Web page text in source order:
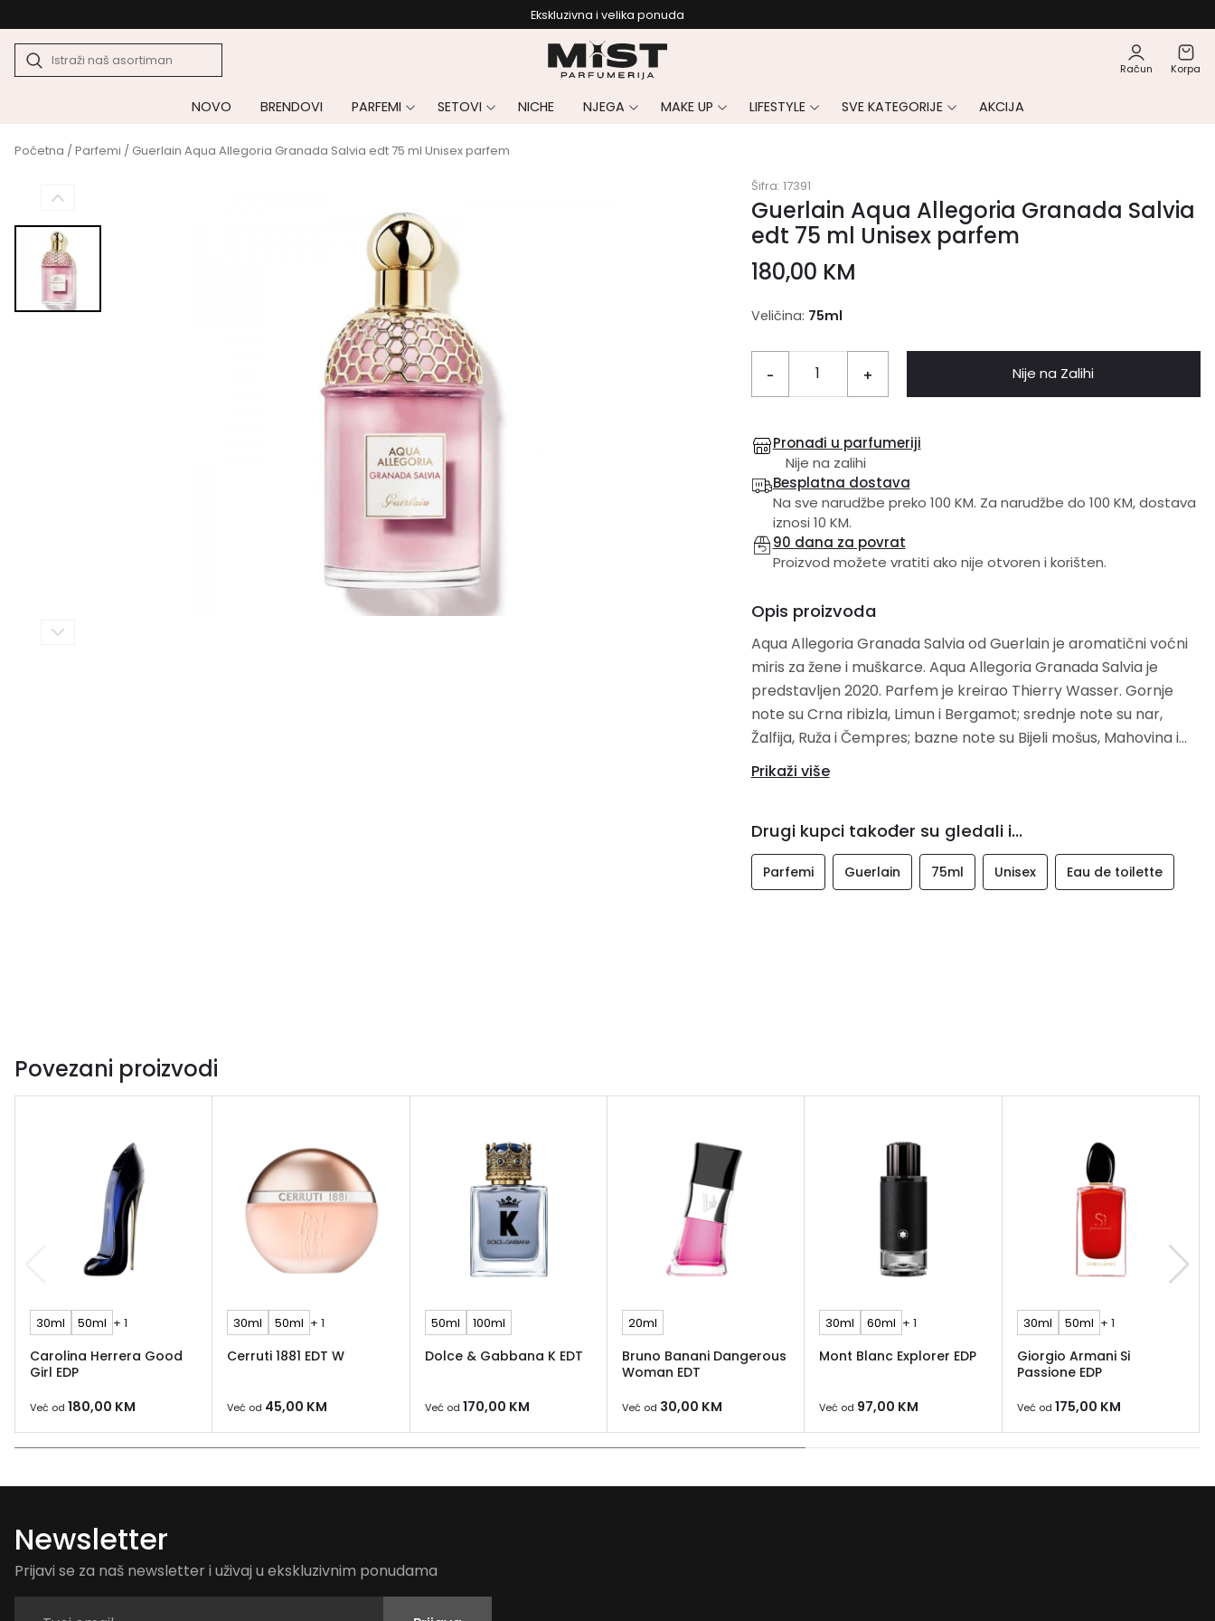
Ekskluzivna i velika ponuda
Račun Korpa
NOVO BRENDOVI PARFEMI SETOVI NICHE NJEGA MAKE UP LIFESTYLE SVE KATEGORIJE AKCIJA
Početna /Parfemi / Guerlain Aqua Allegoria Granada Salvia edt 75 ml Unisex parfem
Šifra: 17391
Guerlain Aqua Allegoria Granada Salvia
edt 75 ml Unisex parfem
180,00 KM
Veličina: 75ml
- + Nije na Zalihi
Pronađi u parfumeriji
Nije na zalihi
Besplatna dostava
Na sve narudžbe preko 100 KM. Za narudžbe do 100 KM, dostava
iznosi 10 KM.
90 dana za povrat
Proizvod možete vratiti ako nije otvoren i korišten.
Opis proizvoda
Aqua Allegoria Granada Salvia od Guerlain je aromatični voćni
miris za žene i muškarce. Aqua Allegoria Granada Salvia je
predstavljen 2020. Parfem je kreirao Thierry Wasser. Gornje
note su Crna ribizla, Limun i Bergamot; srednje note su nar,
Žalfija, Ruža i Čempres; bazne note su Bijeli mošus, Mahovina i
pačuli.
Prikaži više
Drugi kupci također su gledali i...
Parfemi Guerlain 75ml Unisex Eau de toilette
Povezani proizvodi
30ml 50ml + 1
Carolina Herrera Good
Girl EDP
Već od 180,00 KM
30ml 50ml + 1
Cerruti 1881 EDT W
Već od 45,00 KM
50ml 100ml
Dolce & Gabbana K EDT
Već od 170,00 KM
20ml
Bruno Banani Dangerous
Woman EDT
Već od 30,00 KM
30ml 60ml + 1
Mont Blanc Explorer EDP
Već od 97,00 KM
30ml 50ml + 1
Giorgio Armani Si
Passione EDP
Već od 175,00 KM
Newsletter
Prijavi se za naš newsletter i uživaj u ekskluzivnim ponudama